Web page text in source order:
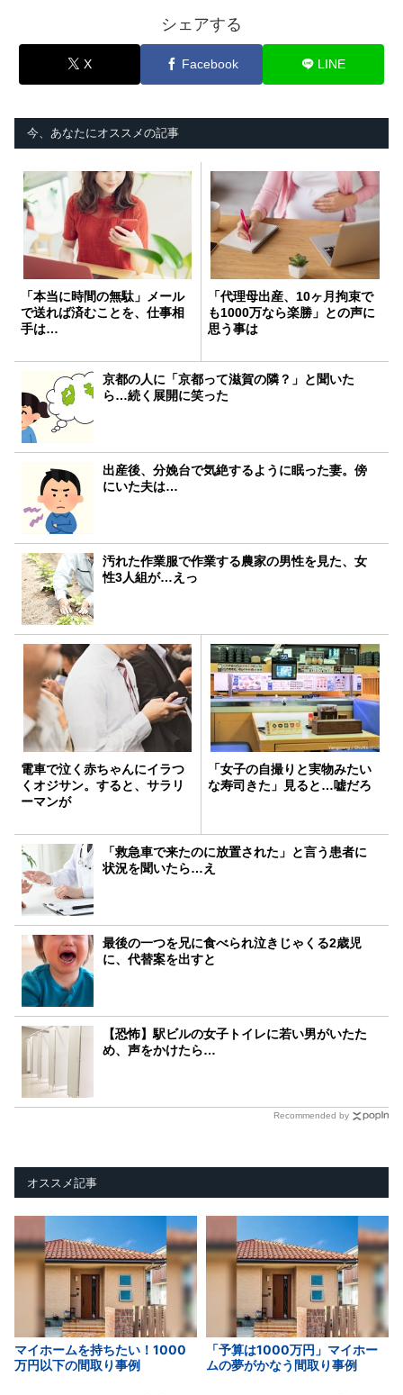
シェアする
X Facebook LINE
今、あなたにオススメの記事
「本当に時間の無駄」メール
で送れば済むことを、仕事相
手は…
「代理母出産、10ヶ月拘束で
も1000万なら楽勝」との声に
思う事は
京都の人に「京都って滋賀の隣？」と聞いた
ら…続く展開に笑った
出産後、分娩台で気絶するように眠った妻。傍
にいた夫は…
汚れた作業服で作業する農家の男性を見た、女
性3人組が…えっ
電車で泣く赤ちゃんにイラつ
くオジサン。すると、サラリ
ーマンが
「女子の自撮りと実物みたい
な寿司きた」見ると…嘘だろ
「救急車で来たのに放置された」と言う患者に
状況を聞いたら…え
最後の一つを兄に食べられ泣きじゃくる2歳児
に、代替案を出すと
【恐怖】駅ビルの女子トイレに若い男がいたた
め、声をかけたら…
Recommended by
オススメ記事
マイホームを持ちたい！1000
万円以下の間取り事例
「予算は1000万円」マイホー
ムの夢がかなう間取り事例